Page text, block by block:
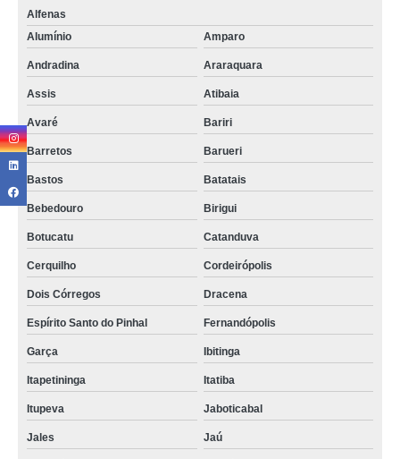
Alfenas
Alumínio
Amparo
Andradina Araraquara
Assis Atibaia
Avaré Bariri
Barretos Barueri
Bastos Batatais
Bebedouro Birigui
Botucatu Catanduva
Cerquilho Cordeirópolis
Dois Córregos Dracena
Espírito Santo do Pinhal Fernandópolis
Garça Ibitinga
Itapetininga Itatiba
Itupeva Jaboticabal
Jales Jaú